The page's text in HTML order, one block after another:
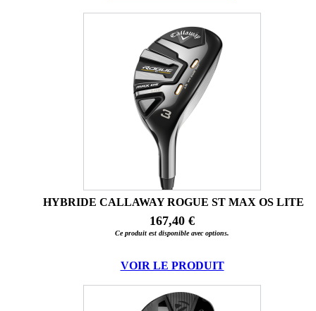
HYBRIDE CALLAWAY ROGUE ST MAX OS LITE
167,40 €
Ce produit est disponible avec options.
VOIR LE PRODUIT